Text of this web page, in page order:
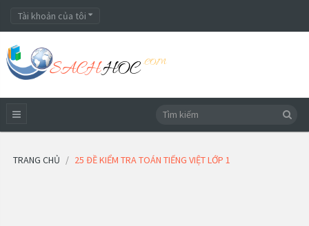
Tài khoản của tôi
TRANG CHỦ 25 ĐỀ KIỂM TRA TOÁN TIẾNG VIỆT LỚP 1